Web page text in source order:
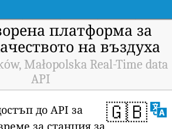
платформа за
на въздуха
Małopolska Real-Time data
API
🇬🇧
до API за
за станция за